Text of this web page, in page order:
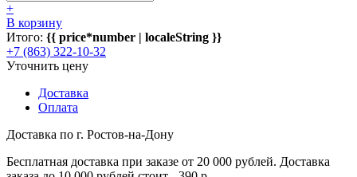
+
В корзину
Итого: {{ price*number | localeString }}
+7 (863) 322-10-32
Уточнить цену
Доставка
Оплата
Доставка по г. Ростов-на-Дону
Бесплатная доставка при заказе от 20 000 рублей. Доставка